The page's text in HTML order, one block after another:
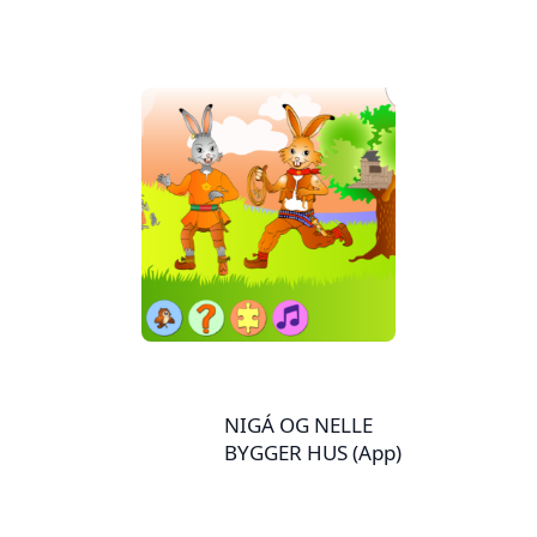
teekstegærja[:en]
Gaejsie 1 (South
Sami)[:fi]Gaejsie 1
(eteläsaame)[:]
NIGÁ OG NELLE
BYGGER HUS (App)